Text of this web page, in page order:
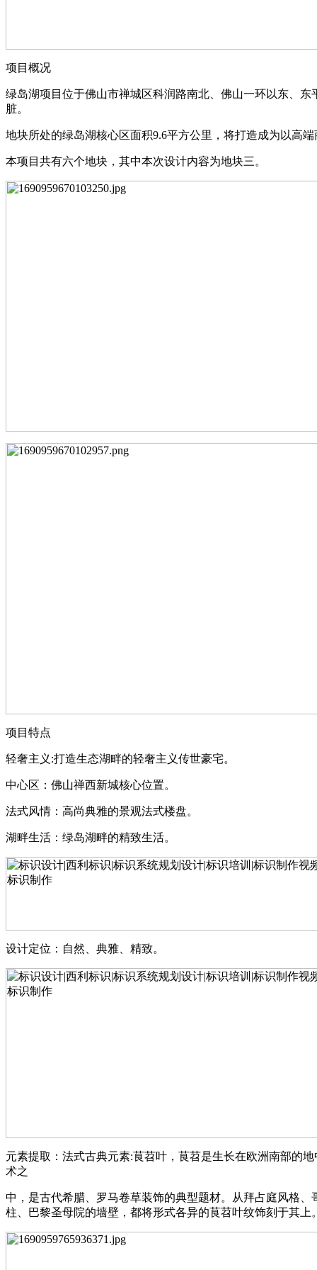
项目概况
绿岛湖项目位于佛山市禅城区科润路南北、佛山一环以东、
脏。
地块所处的绿岛湖核心区面积9.6平方公里，将打造成为以高
本项目共有六个地块，其中本次设计内容为地块三。
项目特点
轻奢主义:打造生态湖畔的轻奢主义传世豪宅。
中心区：佛山禅西新城核心位置。
法式风情：高尚典雅的景观法式楼盘。
湖畔生活：绿岛湖畔的精致生活。
设计定位：自然、典雅、精致。
元素提取：法式古典元素:茛苕叶，茛苕是生长在欧洲南部的
术之
中，是古代希腊、罗马卷草装饰的典型题材。从拜占庭风格
柱、巴黎圣母院的墙壁，都将形式各异的茛苕叶纹饰刻于其上